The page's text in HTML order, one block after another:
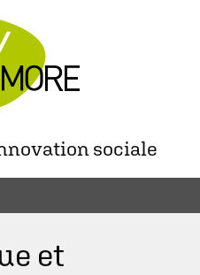
sociale
et